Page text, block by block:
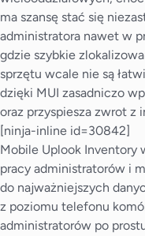
ma szansę stać się
administratora nawet w
gdzie szybkie
sprzętu wcale nie są
dzięki MUI zasadniczo
oraz przyspiesza zwrot z
[ninja-inline id=30842]
Mobile Uplook Inventory
pracy administratorów i
do najważniejszych
z poziomu telefonu
administratorów po